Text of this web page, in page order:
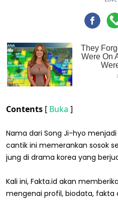
Contents [ Buka ]
Nama dari Song Ji-hyo
cantik ini memerankan sosok
jung di drama korea yang
Kali ini, Fakta.id akan
mengenai profil, biodata, fakta